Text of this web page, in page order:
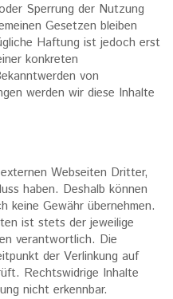
Sperrung der Nutzung
Gesetzen bleiben
Haftung ist jedoch erst
konkreten
von
werden wir diese Inhalte
Webseiten Dritter,
haben. Deshalb können
keine Gewähr übernehmen.
ist stets der jeweilige
verantwortlich. Die
der Verlinkung auf
Rechtswidrige Inhalte
nicht erkennbar.